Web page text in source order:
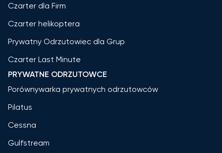
Czarter dla Firm
Czarter helikoptera
Prywatny Odrzutowiec dla Grup
Czarter Last Minute
PRYWATNE ODRZUTOWCE
Porównywarka prywatnych odrzutowców
Pilatus
Cessna
Gulfstream